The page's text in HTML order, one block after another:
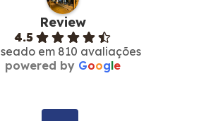
Review
4.5
em 810 avaliações
powered by Google